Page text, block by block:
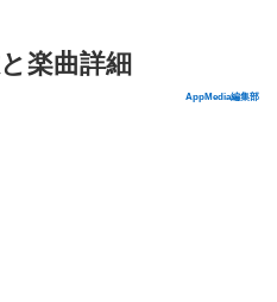
楽曲詳細
AppMedia編集部